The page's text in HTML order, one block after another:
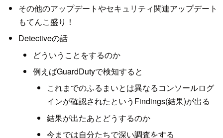
その他のアップデートやセキュリティ関連アップデート
もてんこ盛り！
Detectiveの話
どういうことをするのか
例えばGuardDutyで検知すると
これまでのふるまいとは異なるコンソールログ
インが確認されたというFindings(結果)が出る
結果が出たあとどうするのか
今までは自分たちで深い調査をする